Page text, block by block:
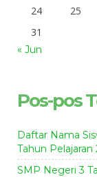
24
25
31
« Jun
Pos-pos
Daftar Nama
Tahun Pelajaran
SMP Negeri 3